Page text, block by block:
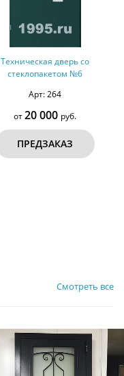
Техническая дверь со
стеклопакетом №6
Арт: 264
от20 000 руб.
ПРЕДЗАКАЗ
Смотреть все